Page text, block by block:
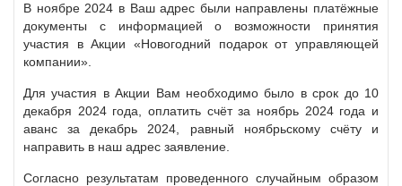
В ноябре 2024 в Ваш адрес были направлены платёжные
документы с информацией о возможности принятия
участия в Акции «Новогодний подарок от управляющей
компании».
Для участия в Акции Вам необходимо было в срок до 10
декабря 2024 года, оплатить счёт за ноябрь 2024 года и
аванс за декабрь 2024, равный ноябрьскому счёту и
направить в наш адрес заявление.
Согласно результатам проведенного случайным образом